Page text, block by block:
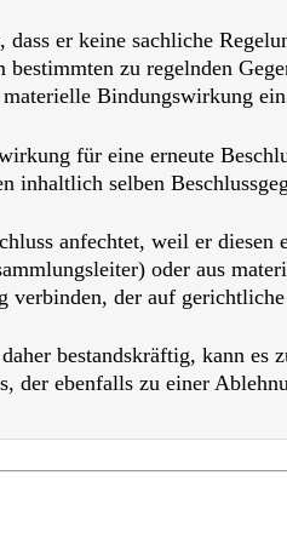
er keine sachliche
zu regelnden
Bindungswirkung
für eine erneute
inhaltlich selben
anfechtet, weil er
oder aus
der auf
bestandskräftig, kann es
der ebenfalls zu einer